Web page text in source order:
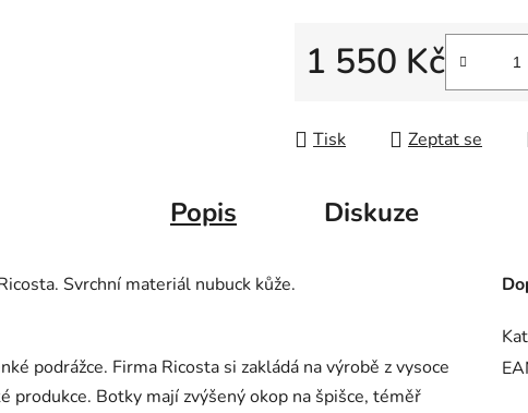
1 550 Kč
Tisk Zeptat se
Popis Diskuze
Svrchní materiál nubuck kůže.
podrážce. Firma Ricosta si zakládá na výrobě z vysoce
produkce. Botky mají zvýšený okop na špišce, téměř